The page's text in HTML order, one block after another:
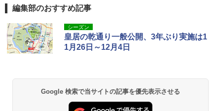
BUNDOK(バンドック)ソロ ドーム 1 EX BDK
-08EX カーキ ソロキャンプ ポリエステル フ
レーム テント
GRANDOOR ステンレス保冷剤 2個セット 2
026リニューアル 急速冷凍 空間倍増 衛生的
コンパクト 保冷力長持ち
編集部のおすすめ記事
シーズン
皇居の乾通り一般公開、3年ぶり実施は1
1月26日～12月4日
Google 検索で当サイトの記事を優先表示させる